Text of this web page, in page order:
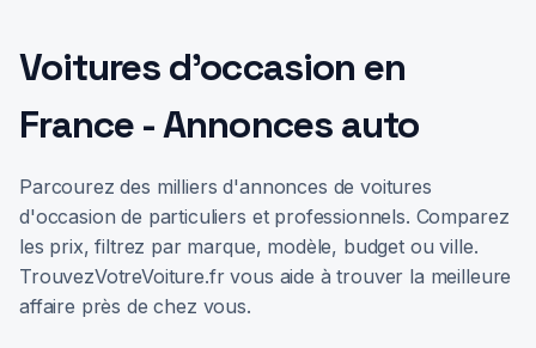
Voitures d'occasion en
France - Annonces auto
Parcourez des milliers d'annonces de voitures
d'occasion de particuliers et professionnels. Comparez
les prix, filtrez par marque, modèle, budget ou ville.
TrouvezVotreVoiture.fr vous aide à trouver la meilleure
affaire près de chez vous.